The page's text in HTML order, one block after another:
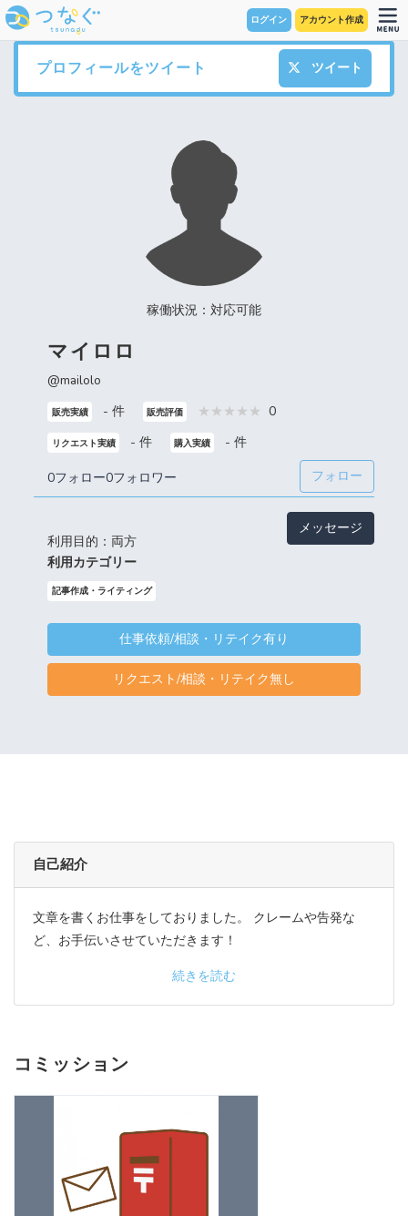
ログイン アカウント作成
プロフィールをツイート ツイート
稼働状況：対応可能
マイロロ
@mailolo
販売実績 - 件 販売評価 0
リクエスト実績 - 件 購入実績 - 件
0フォロー0フォロワー フォロー
利用目的：両方
メッセージ
利用カテゴリー
記事作成・ライティング
仕事依頼/相談・リテイク有り
リクエスト/相談・リテイク無し
自己紹介
文章を書くお仕事をしておりました。 クレームや告発な
ど、お手伝いさせていただきます！
続きを読む
コミッション